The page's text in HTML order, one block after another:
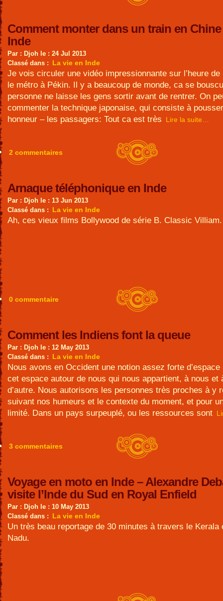
Comment monter dans un train en Chine
Inde
Par : Djoh le : 24 Jul 2013
Classé dans : La vie en Inde
Je vois circuler une vidéo impressionnante sur l’heure de
le métro à Pékin. Il y a beaucoup de monde, ca se
personne ne laisse les gens sortir avant de rentrer. On
commenter la technique japonaise, qui consiste à
honneur – les passagers: Tout ca est très
Lire la suite…
2 commentaires
Arnaque téléphonique en Inde
Par : Djoh le : 13 Jun 2013
Classé dans : La vie en Inde
Ah, ces vieux films Bollywood de série B. Classic Villiam.
0 commentaire
Comment les Indiens font la queue
Par : Djoh le : 12 May 2013
Classé dans : La vie en Inde
Nous avons en Occident une notion assez forte d’espace
cet espace autour de nous qui nous appartient, à nous et
d’autre. Nous autorisons les personnes très proches à y
suivant nos humeurs et le contexte du moment, et pour
limité. Dans un pays surpeuplé, ou les ressources sont
3 commentaires
Voyage en moto en Inde – Alexandre
visite l’Inde du Sud en Royal Enfield
Par : Djoh le : 10 May 2013
Classé dans : La vie en Inde
Un très beau reportage de 30 minutes à travers le Kerala
Nadu.